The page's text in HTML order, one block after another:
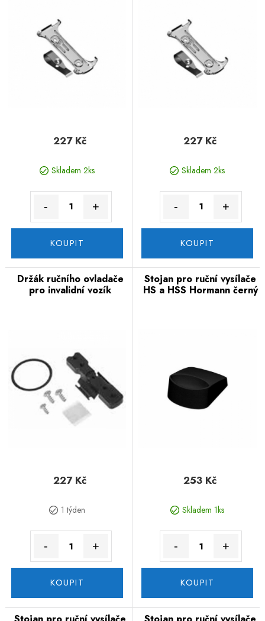
227 Kč
Skladem 2ks
- +
KOUPIT
227 Kč
Skladem 2ks
- +
KOUPIT
Držák ručního ovladače
pro invalidní vozík
227 Kč
1 týden
- +
KOUPIT
Stojan pro ruční vysílače
HS a HSS Hormann černý
253 Kč
Skladem 1ks
- +
KOUPIT